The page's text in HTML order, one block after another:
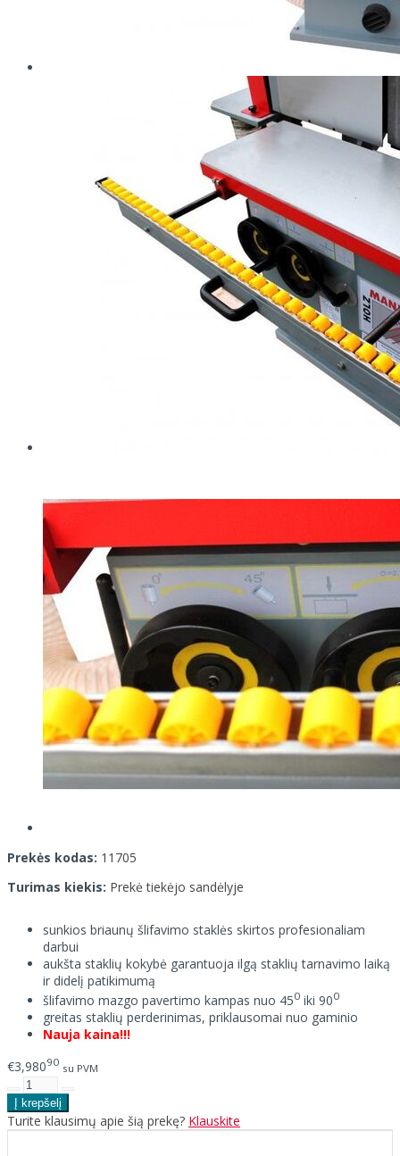
Prekės kodas: 11705
Turimas kiekis: Prekė tiekėjo sandėlyje
sunkios briaunų šlifavimo staklės skirtos profesionaliam
darbui
aukšta staklių kokybė garantuoja ilgą staklių tarnavimo laiką
ir didelį patikimumą
šlifavimo mazgo pavertimo kampas nuo 450 iki 900
greitas staklių perderinimas, priklausomai nuo gaminio
Nauja kaina!!!
€3,98090 su PVM
Turite klausimų apie šią prekę? Klauskite